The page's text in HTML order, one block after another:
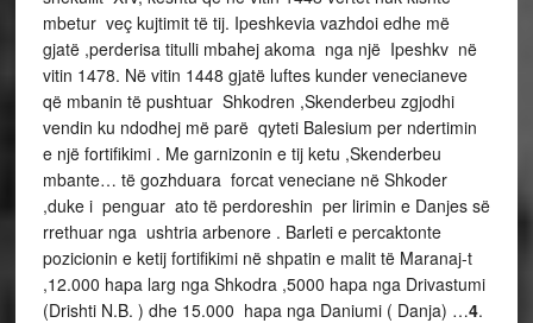
mbetur veç kujtimit të tij. Ipeshkevia vazhdoi edhe më
gjatë ,perderisa titulli mbahej akoma nga një Ipeshkv në
vitin 1478. Në vitin 1448 gjatë luftes kunder venecianeve
që mbanin të pushtuar Shkodren ,Skenderbeu zgjodhi
vendin ku ndodhej më parë qyteti Balesium per ndertimin
e një fortifikimi . Me garnizonin e tij ketu ,Skenderbeu
mbante… të gozhduara forcat veneciane në Shkoder
,duke i penguar ato të perdoreshin per lirimin e Danjes së
rrethuar nga ushtria arbenore . Barleti e percaktonte
pozicionin e ketij fortifikimi në shpatin e malit të Maranaj-t
,12.000 hapa larg nga Shkodra ,5000 hapa nga Drivastumi
(Drishti N.B. ) dhe 15.000 hapa nga Daniumi ( Danja) …4.